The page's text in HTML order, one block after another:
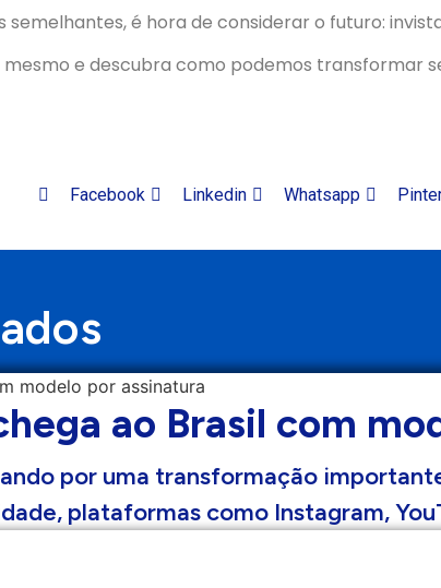
semelhantes, é hora de considerar o futuro:
mesmo e descubra como podemos transformar
Facebook Linkedin Whatsapp
ao Brasil com
por uma transformação
plataformas como Instagram,